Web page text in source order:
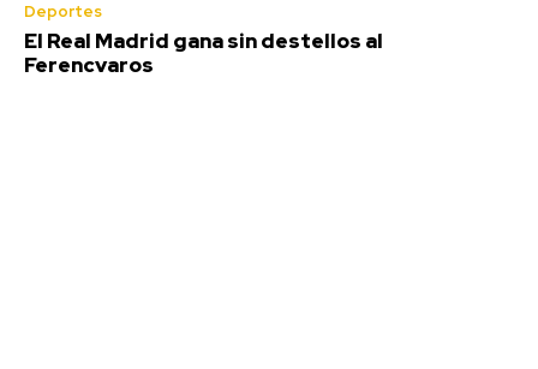
Deportes
El Real Madrid gana sin destellos al
Ferencvaros